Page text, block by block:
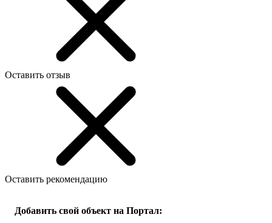
Оставить отзыв
Оставить рекомендацию
Добавить свой объект на Портал: